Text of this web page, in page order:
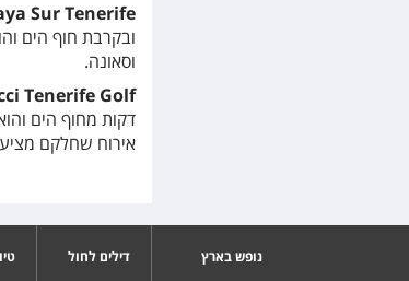
Sur Tenerife
ובקרבת חוף הים
וסאונה.
Tenerife Golf
דקות מחוף הים
אירוח שחלקם
נופש בארץ
דילים לחול